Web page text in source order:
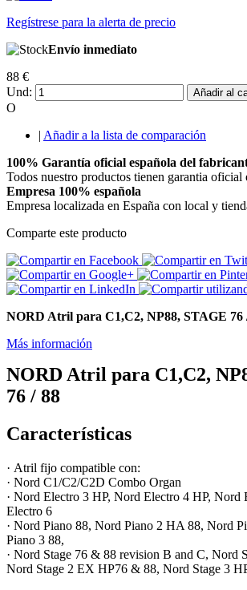
Regístrese para la alerta de precio
Envío inmediato
88 €
Und:
Añadir al
O
| Añadir a la lista de comparación
100% Garantía oficial española del
Todos nuestro productos tienen garantia oficial
Empresa 100% española
Empresa localizada en España con local y
Comparte este producto
NORD Atril para C1,C2, NP88, STAGE 76
Más información
NORD Atril para C1,C2,
76 / 88
Características
· Atril fijo compatible con:
· Nord C1/C2/C2D Combo Organ
· Nord Electro 3 HP, Nord Electro 4 HP, Nord
Electro 6
· Nord Piano 88, Nord Piano 2 HA 88, Nord
Piano 3 88,
· Nord Stage 76 & 88 revision B and C, Nord
Nord Stage 2 EX HP76 & 88, Nord Stage 3